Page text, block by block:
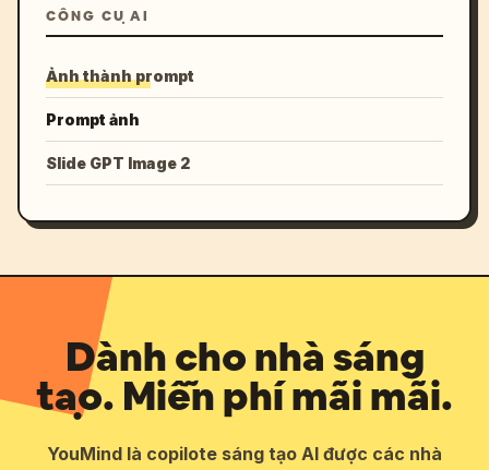
CÔNG CỤ AI
Ảnh thành prompt
Prompt ảnh
Slide GPT Image 2
Dành cho nhà sáng
tạo. Miễn phí mãi mãi.
YouMind là copilote sáng tạo AI được các nhà